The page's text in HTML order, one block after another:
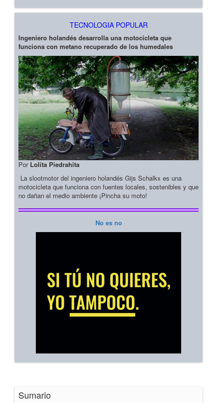
TECNOLOGIA POPULAR
Ingeniero holandés desarrolla una motocicleta que
funciona con metano recuperado de los humedales
Por Lolita Piedrahita
La slootmotor del ingeniero holandés Gijs Schalkx es una
motocicleta que funciona con fuentes locales, sostenibles y que
no dañan el medio ambiente ¡Pincha su moto!
No es no
Sumario